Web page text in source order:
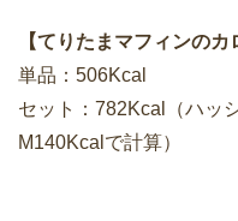
【てりたまマフィンのカ
単品：506Kcal
セット：782Kcal（ハッ
M140Kcalで計算）